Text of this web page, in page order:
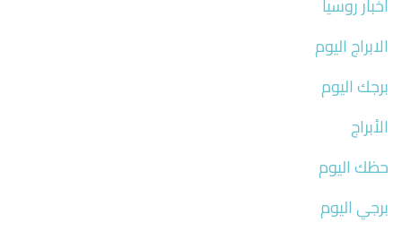
الابراج اليوم
برجك اليوم
الأبراج
حظك اليوم
برجي اليوم